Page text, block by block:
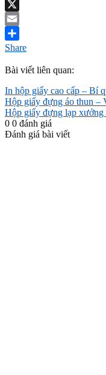
LinkedIn
X
Email
Share
Bài viết liên quan:
In hộp giấy cao cấp – Bí
Hộp giấy đựng áo thun –
Hộp giấy đựng lạp xưởng
0 0 đánh giá
Đánh giá bài viết